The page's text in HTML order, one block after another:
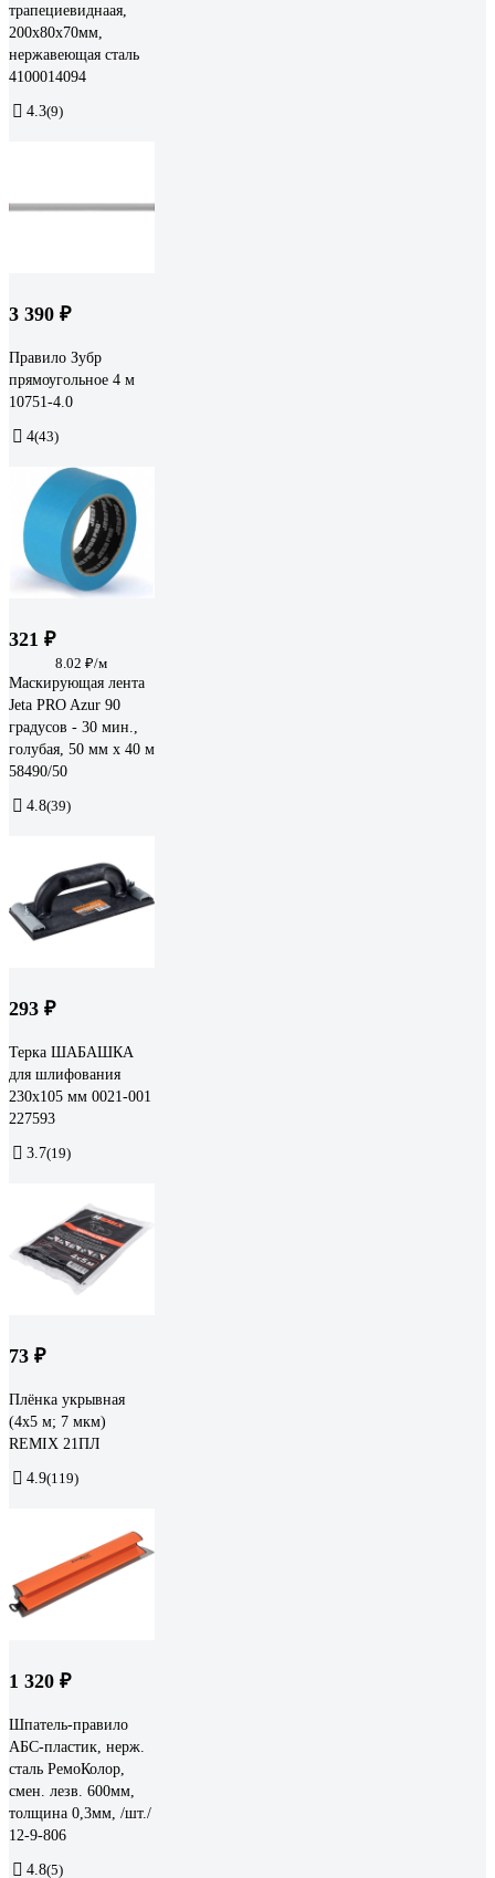
трапециевиднаая,
200x80x70мм,
нержавеющая сталь
4100014094
4.3(9)
3 390 ₽
Правило Зубр
прямоугольное 4 м
10751-4.0
4(43)
321 ₽
8.02 ₽/м
Маскирующая лента
Jeta PRO Azur 90
градусов - 30 мин.,
голубая, 50 мм х 40 м
58490/50
4.8(39)
293 ₽
Терка ШАБАШКА
для шлифования
230x105 мм 0021-001
227593
3.7(19)
73 ₽
Плёнка укрывная
(4х5 м; 7 мкм)
REMIX 21ПЛ
4.9(119)
1 320 ₽
Шпатель-правило
АБС-пластик, нерж.
сталь РемоКолор,
смен. лезв. 600мм,
толщина 0,3мм, /шт./
12-9-806
4.8(5)